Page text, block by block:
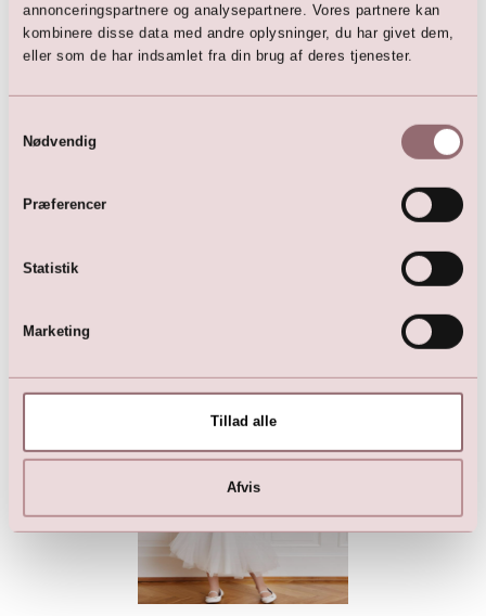
annonceringspartnere og analysepartnere. Vores partnere kan
kombinere disse data med andre oplysninger, du har givet dem,
eller som de har indsamlet fra din brug af deres tjenester.
Nødvendig
Præferencer
Statistik
Marketing
Tillad alle
Afvis
Her er favoritterne
479,00 DKK